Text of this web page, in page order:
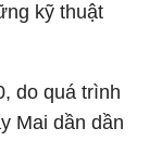
kỹ thuật
do quá trình
Mai dần dần